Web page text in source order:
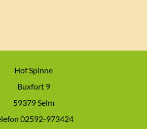
Hof Spinne
Buxfort 9
59379 Selm
02592-973424